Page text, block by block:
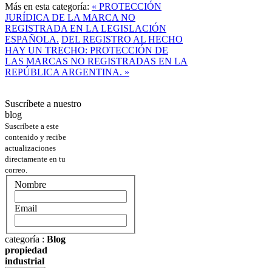
Más en esta categoría: « PROTECCIÓN
JURÍDICA DE LA MARCA NO
REGISTRADA EN LA LEGISLACIÓN
ESPAÑOLA. DEL REGISTRO AL HECHO
HAY UN TRECHO: PROTECCIÓN DE
LAS MARCAS NO REGISTRADAS EN LA
REPÚBLICA ARGENTINA. »
Suscríbete a nuestro
blog
Suscríbete a este
contenido y recibe
actualizaciones
directamente en tu
correo.
Nombre
Email
categoría : Blog
propiedad
industrial